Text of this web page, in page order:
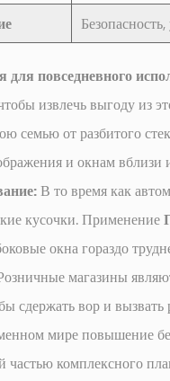
повседневного
извлечь выгоду из
семью от разбитого
и окнам
В то время как
кусочки. Применение
окна гораздо
магазины
сдержать вор и
мире повышение
комплексного